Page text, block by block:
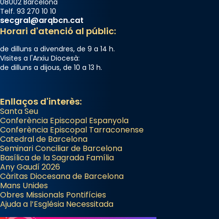
08002 Barcelona
Telf. 93 270 10 10
secgral@arqbcn.cat
Horari d'atenció al públic:
de dilluns a divendres, de 9 a 14 h.
Visites a l'Arxiu Diocesà:
de dilluns a dijous, de 10 a 13 h.
Enllaços d'interès:
Santa Seu
Conferència Episcopal Espanyola
Conferència Episcopal Tarraconense
Catedral de Barcelona
Seminari Conciliar de Barcelona
Basílica de la Sagrada Família
Any Gaudí 2026
Càritas Diocesana de Barcelona
Mans Unides
Obres Missionals Pontifícies
Ajuda a l’Església Necessitada